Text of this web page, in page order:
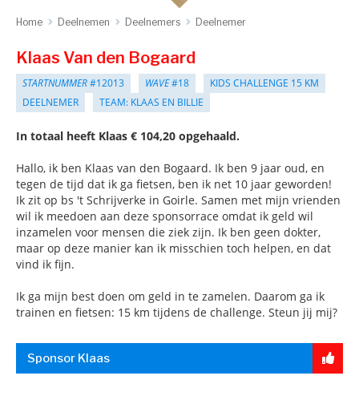
Home Deelnemen Deelnemers Deelnemer
Klaas Van den Bogaard
STARTNUMMER#12013 WAVE#18
KIDS CHALLENGE 15 KM
DEELNEMER
TEAM: KLAAS EN BILLIE
In totaal heeft Klaas € 104,20 opgehaald.
Hallo, ik ben Klaas van den Bogaard. Ik ben 9 jaar oud, en
tegen de tijd dat ik ga fietsen, ben ik net 10 jaar geworden!
Ik zit op bs 't Schrijverke in Goirle. Samen met mijn vrienden
wil ik meedoen aan deze sponsorrace omdat ik geld wil
inzamelen voor mensen die ziek zijn. Ik ben geen dokter,
maar op deze manier kan ik misschien toch helpen, en dat
vind ik fijn.
Ik ga mijn best doen om geld in te zamelen. Daarom ga ik
trainen en fietsen: 15 km tijdens de challenge. Steun jij mij?
Sponsor Klaas